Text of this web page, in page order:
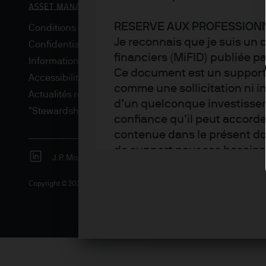
RESERVE AUX
Je reconnais que je suis un
financiers (MiFID) publiée
Ce document est un
comme une sollicitation ni
d’un quelconque
confiance qu’il peut
contenue dans le présent
de support pour ses
stratégies
Management à la date du
Conditions générales
Confidentialité et sécurité
Informations sur les cookies
Accessibilité
Actualités réglementaires
"Stewardship" de l'investissement
J.P. Morgan
Copyright © 2026 JPMorgan Chase & Cie. tous droits réservés.